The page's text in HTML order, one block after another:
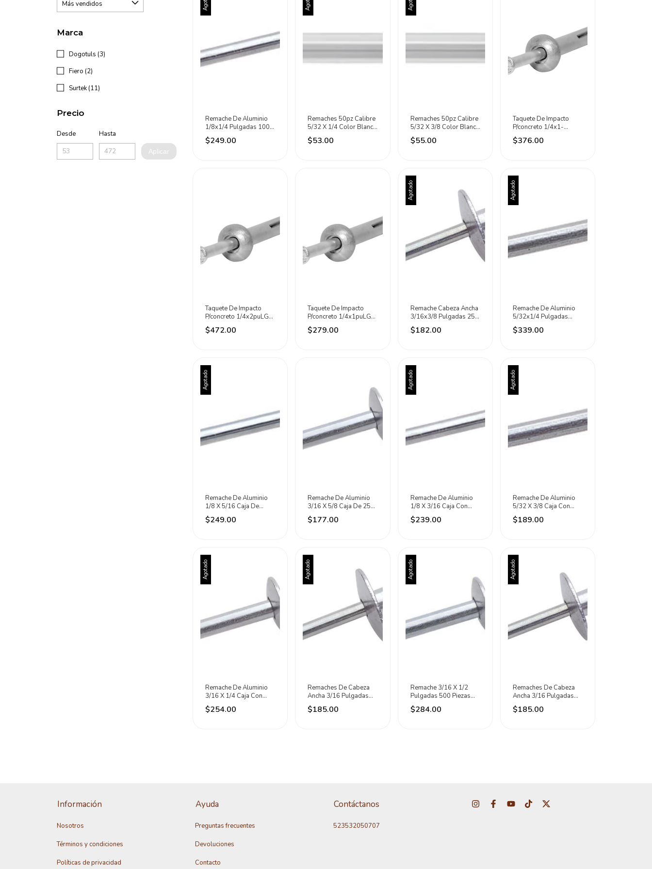
Marca
Dogotuls (3)
Fiero (2)
Surtek (11)
Precio
Desde Hasta
Aplicar
Remache De Aluminio
1/8x1/4 Pulgadas 1000
Piezas Surtek
$249.00
Remaches 50pz Calibre
5/32 X 1/4 Color Blanco
Marca Fiero
$53.00
Remaches 50pz Calibre
5/32 X 3/8 Color Blanco
Marca Fiero
$55.00
Taquete De Impacto
P/concreto 1/4x1-
1/2puLG 100pz
Dogotuls
$376.00
Taquete De Impacto
P/concreto 1/4x2puLG
100pz Dogotuls
$472.00
Taquete De Impacto
P/concreto 1/4x1puLG
100pz Dogotuls
$279.00
Agotado
Remache Cabeza Ancha
3/16x3/8 Pulgadas 250
Piezas Surtek
$182.00
Agotado
Remache De Aluminio
5/32x1/4 Pulgadas
1000 Piezas Surtek
$339.00
Agotado
Remache De Aluminio
1/8 X 5/16 Caja De
1000 Piezas Surtek
$249.00
Remache De Aluminio
3/16 X 5/8 Caja De 250
Piezas Surtek
$177.00
Agotado
Remache De Aluminio
1/8 X 3/16 Caja Con
1000 Piezas Surtek
$239.00
Agotado
Remache De Aluminio
5/32 X 3/8 Caja Con
500 Piezas Surtek
$189.00
Agotado
Remache De Aluminio
3/16 X 1/4 Caja Con
500 Piezas Surtek
$254.00
Agotado
Remaches De Cabeza
Ancha 3/16 Pulgadas
250 Piezas Surtek
$185.00
Agotado
Remache 3/16 X 1/2
Pulgadas 500 Piezas
Surtek
$284.00
Agotado
Remaches De Cabeza
Ancha 3/16 Pulgadas
250 Piezas Surtek
$185.00
Información
Nosotros
Términos y condiciones
Políticas de privacidad
Ayuda
Preguntas frecuentes
Devoluciones
Contacto
Contáctanos
523532050707